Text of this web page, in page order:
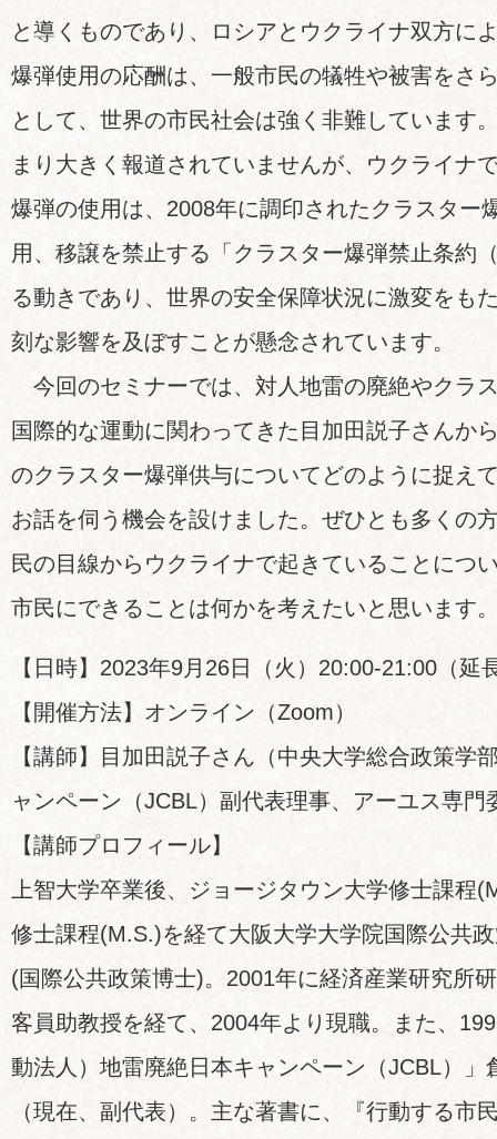
と導くものであり、ロシアとウクライナ双方に
爆弾使用の応酬は、一般市民の犠牲や被害をさ
として、世界の市民社会は強く非難しています
まり大きく報道されていませんが、ウクライナ
爆弾の使用は、2008年に調印されたクラスター
用、移譲を禁止する「クラスター爆弾禁止条約
る動きであり、世界の安全保障状況に激変をも
刻な影響を及ぼすことが懸念されています。
今回のセミナーでは、対人地雷の廃絶やクラ
国際的な運動に関わってきた目加田説子さんか
のクラスター爆弾供与についてどのように捉え
お話を伺う機会を設けました。ぜひとも多くの
民の目線からウクライナで起きていることにつ
市民にできることは何かを考えたいと思います
【日時】2023年9月26日（火）20:00-21:00（延
【開催方法】オンライン（Zoom）
【講師】目加田説子さん（中央大学総合政策学
ャンペーン（JCBL）副代表理事、アーユス専
【講師プロフィール】
上智大学卒業後、ジョージタウン大学修士課程
修士課程(M.S.)を経て大阪大学大学院国際公共
(国際公共政策博士)。2001年に経済産業研究所
客員助教授を経て、2004年より現職。また、
動法人）地雷廃絶日本キャンペーン（JCBL）」
（現在、副代表）。主な著書に、『行動する